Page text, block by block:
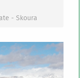
- Skoura